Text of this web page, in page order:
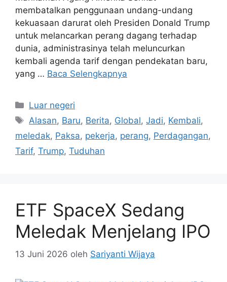
membatalkan penggunaan undang-undang
kekuasaan darurat oleh Presiden Donald Trump
untuk melancarkan perang dagang terhadap
dunia, administrasinya telah meluncurkan
kembali agenda tarif dengan pendekatan baru,
yang … Baca Selengkapnya
Kategori
Luar negeri
Tag
Alasan, Baru, Berita, Global,Jadi, Kembali,
meledak, Paksa, pekerja, perang, Perdagangan,
Tarif, Trump, Tuduhan
ETF SpaceX Sedang
Meledak Menjelang IPO
13 Juni 2026 oleh Sariyanti Wijaya